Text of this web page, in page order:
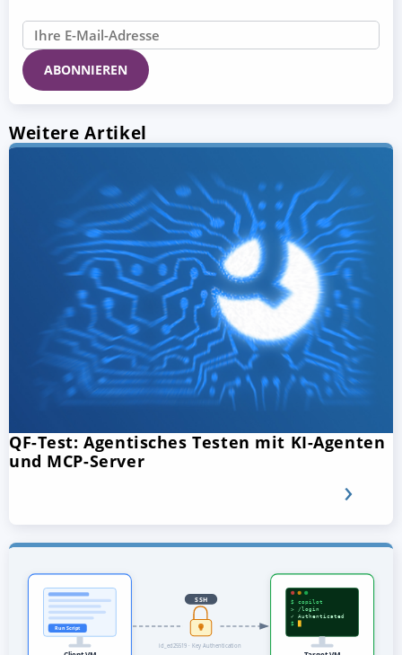
Weitere Artikel
QF-Test: Agentisches Testen mit KI-Agenten
und MCP-Server